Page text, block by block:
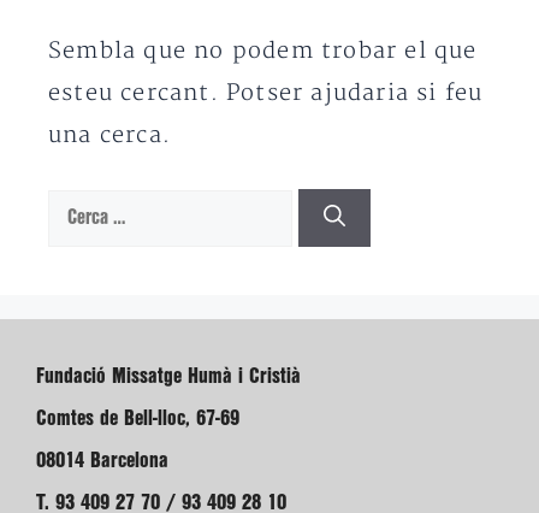
Sembla que no podem trobar el que
esteu cercant. Potser ajudaria si feu
una cerca.
Cerca:
Fundació Missatge Humà i Cristià
Comtes de Bell-lloc, 67-69
08014 Barcelona
T. 93 409 27 70 / 93 409 28 10